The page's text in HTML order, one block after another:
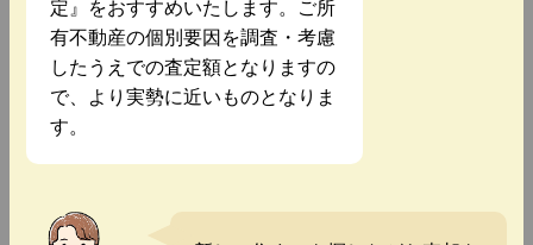
定』をおすすめいたします。ご所
有不動産の個別要因を調査・考慮
したうえでの査定額となりますの
で、より実勢に近いものとなりま
す。